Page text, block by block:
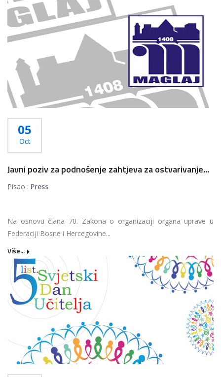
05
Oct
Javni poziv za podnošenje zahtjeva za ostvarivanje...
Pisao : Press
Na osnovu člana 70. Zakona o organizaciji organa uprave u
Federaciji Bosne i Hercegovine...
Više...